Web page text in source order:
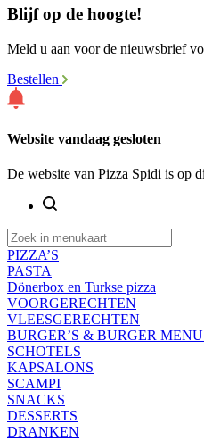
Blijf op de hoogte!
Meld u aan voor de nieuwsbrief
Bestellen
Website vandaag gesloten
De website van Pizza Spidi is op
PIZZA’S
PASTA
Dönerbox en Turkse pizza
VOORGERECHTEN
VLEESGERECHTEN
BURGER’S & BURGER
SCHOTELS
KAPSALONS
SCAMPI
SNACKS
DESSERTS
DRANKEN